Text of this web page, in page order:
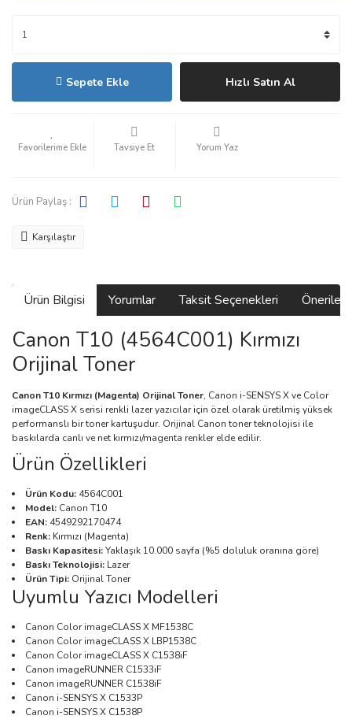
Sepete Ekle Hızlı Satın Al
Tavsiye Et Yorum Yaz
Ürün Paylaş :
Karşılaştır
Ürün Bilgisi Yorumlar Taksit Seçenekleri
Canon T10 (4564C001) Kırmızı
Orijinal Toner
Canon T10 Kırmızı (Magenta) Orijinal Toner, Canon i-SENSYS X ve Color
imageCLASS X serisi renkli lazer yazıcılar için özel olarak üretilmiş yüksek
performanslı bir toner kartuşudur. Orijinal Canon toner teknolojisi ile
baskılarda canlı ve net kırmızı/magenta renkler elde edilir.
Ürün Özellikleri
Ürün Kodu: 4564C001
Model: Canon T10
EAN: 4549292170474
Renk: Kırmızı (Magenta)
Baskı Kapasitesi:Yaklaşık 10.000 sayfa (%5 doluluk oranına göre)
Baskı Teknolojisi: Lazer
Ürün Tipi: Orijinal Toner
Uyumlu Yazıcı Modelleri
Canon Color imageCLASS X MF1538C
Canon Color imageCLASS X LBP1538C
Canon Color imageCLASS X C1538iF
Canon imageRUNNER C1533iF
Canon imageRUNNER C1538iF
Canon i-SENSYS X C1533P
Canon i-SENSYS X C1538P